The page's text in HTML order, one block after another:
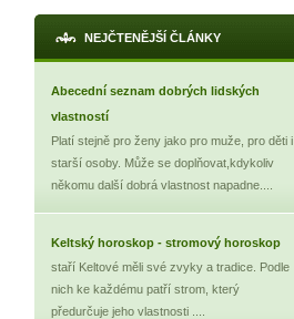
NEJČTENĚJŠÍ ČLÁNKY
Abecední seznam dobrých lidských
vlastností
Platí stejně pro ženy jako pro muže, pro děti i
starší osoby. Může se doplňovat,kdykoliv
někomu další dobrá vlastnost napadne....
Keltský horoskop - stromový horoskop
staří Keltové měli své zvyky a tradice. Podle
nich ke každému patří strom, který
předurčuje jeho vlastnosti ....